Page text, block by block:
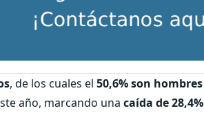
, de los cuales el 50,6% son hombres
año, marcando una caída de 28,4%